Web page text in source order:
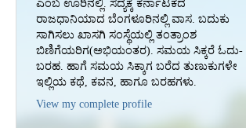
ಎಂಬ ಊರಿನಲ್ಲಿ. ಸದ್ಯಕ್ಕೆ ಕರ್ನಾಟಕದ
ರಾಜಧಾನಿಯಾದ ಬೆಂಗಳೂರಿನಲ್ಲಿ ವಾಸ. ಬದುಕು
ಸಾಗಿಸಲು ಖಾಸಗಿ ಸಂಸ್ಥೆಯಲ್ಲಿ ತಂತ್ರಾಂಶ
ಬಿಣಿಗೆಯರಿಗ(ಅಭಿಯಂತರ). ಸಮಯ ಸಿಕ್ಕರೆ ಓದು-
ಬರಹ. ಹಾಗೆ ಸಮಯ ಸಿಕ್ಕಾಗ ಬರೆದ ತುಣುಕುಗಳೇ
ಇಲ್ಲಿಯ ಕಥೆ, ಕವನ, ಹಾಗೂ ಬರಹಗಳು.
View my complete profile